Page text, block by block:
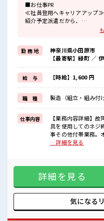
■お仕事PR
≪社員登用へキャリアアップ≫
紹介予定派遣だから、
自分に職場が合うかお試しで
これまでの経験を活かしません
ブランクがあっても大丈夫♪
経験はちょっとだけ…という
≪時間にメリハリを≫
残業はほとんどナシ！
場合によってはお願いするこ
≪機能的な制服アリ≫
制服があるので、
毎日の服装の悩み解消♪
■職場の雰囲気
『少人数』だからコミュニケ
しっかり休める休憩室あり！
安心してお仕事に集中♪
勤 務 地
神奈川県小田原市
【最寄駅】緑町 ／
給 与 【時給】1,600 円
職 種 製造（組立・組み付け
仕事内容
【業務内容詳細】
具を使用してのネジ
事その他付帯業務。
業します。【取扱製
≪経験者優遇≫ これ
があっても大丈夫♪
≪時間にメリハリを
お願いすることも
るので、 毎日の服装の悩み解消♪
だからコミュニケ
…詳細を見る
詳細を見る
気になる